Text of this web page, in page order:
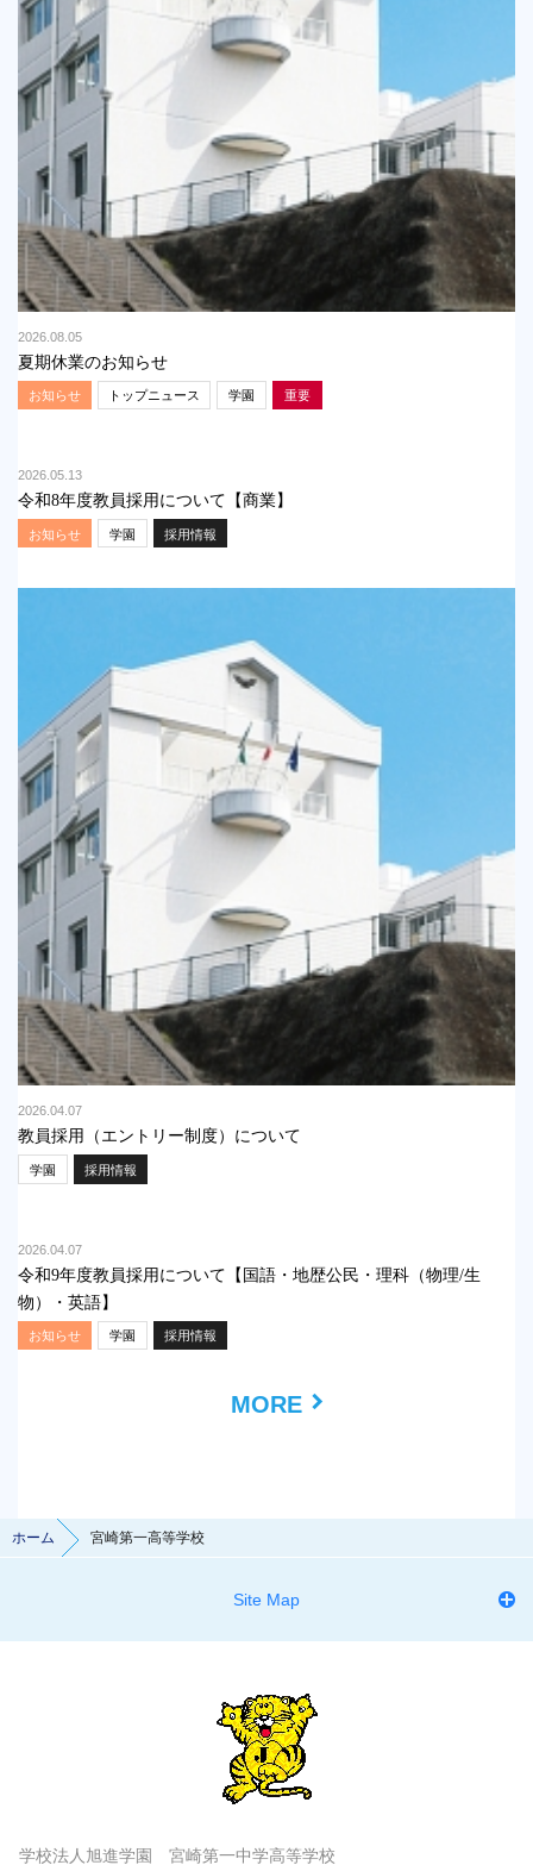
2026.08.05
夏期休業のお知らせ
お知らせ トップニュース 学園 重要
2026.05.13
令和8年度教員採用について【商業】
お知らせ 学園 採用情報
2026.04.07
教員採用（エントリー制度）について
学園 採用情報
2026.04.07
令和9年度教員採用について【国語・地歴公民・理科（物理/生
物）・英語】
お知らせ 学園 採用情報
MORE
ホーム 宮崎第一高等学校
Site Map
学校法人旭進学園 宮崎第一中学高等学校